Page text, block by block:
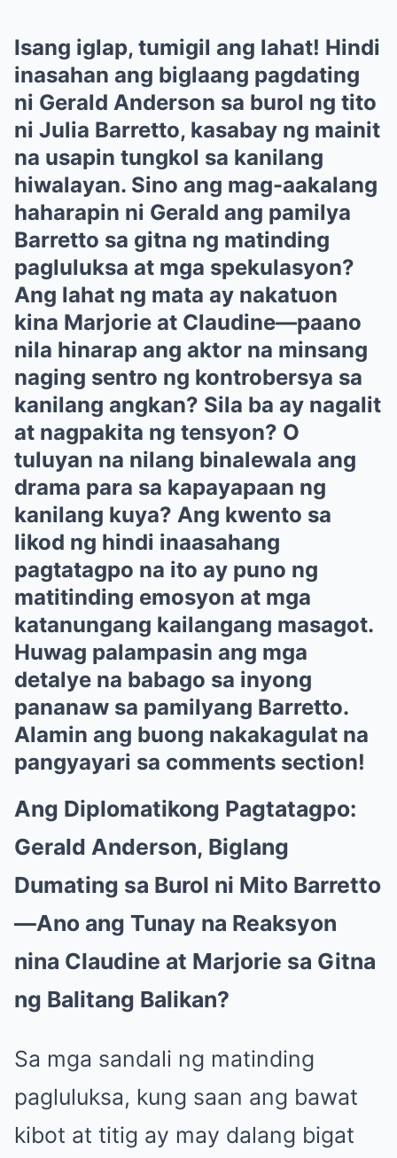
Isang iglap, tumigil ang lahat! Hindi
inasahan ang biglaang pagdating
ni Gerald Anderson sa burol ng tito
ni Julia Barretto, kasabay ng mainit
na usapin tungkol sa kanilang
hiwalayan. Sino ang mag-aakalang
haharapin ni Gerald ang pamilya
Barretto sa gitna ng matinding
pagluluksa at mga spekulasyon?
Ang lahat ng mata ay nakatuon
kina Marjorie at Claudine—paano
nila hinarap ang aktor na minsang
naging sentro ng kontrobersya sa
kanilang angkan? Sila ba ay nagalit
at nagpakita ng tensyon? O
tuluyan na nilang binalewala ang
drama para sa kapayapaan ng
kanilang kuya? Ang kwento sa
likod ng hindi inaasahang
pagtatagpo na ito ay puno ng
matitinding emosyon at mga
katanungang kailangang masagot.
Huwag palampasin ang mga
detalye na babago sa inyong
pananaw sa pamilyang Barretto.
Alamin ang buong nakakagulat na
pangyayari sa comments section!
Ang Diplomatikong Pagtatagpo:
Gerald Anderson, Biglang
Dumating sa Burol ni Mito Barretto
—Ano ang Tunay na Reaksyon
nina Claudine at Marjorie sa Gitna
ng Balitang Balikan?
Sa mga sandali ng matinding
pagluluksa, kung saan ang bawat
kibot at titig ay may dalang bigat